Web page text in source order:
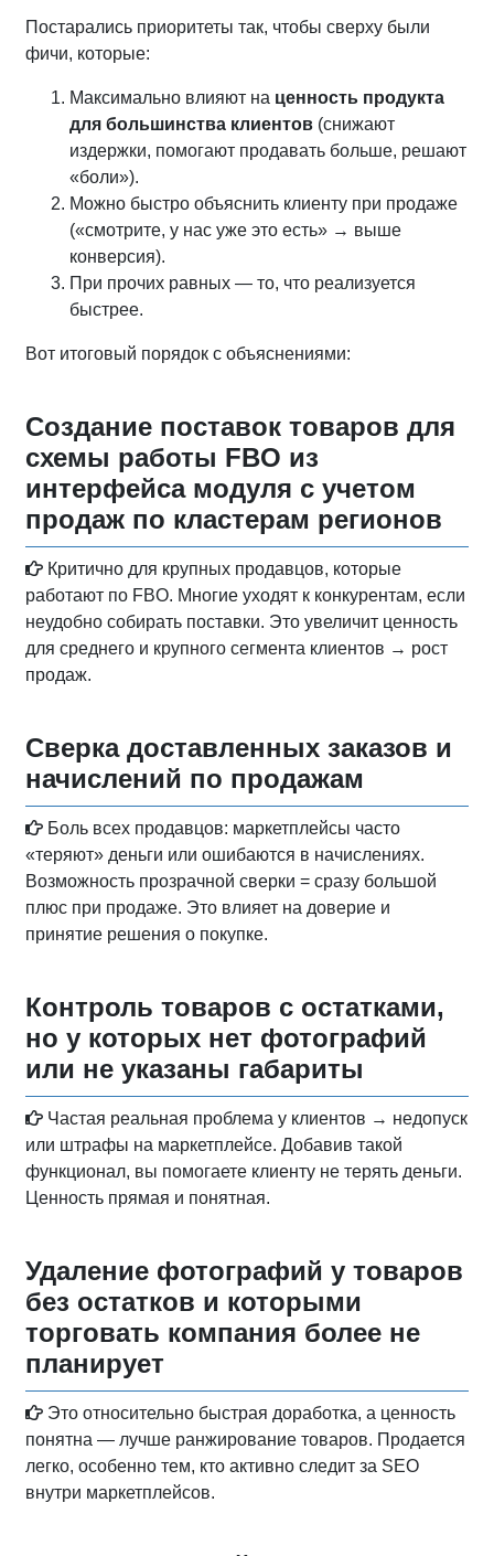
Постарались приоритеты так, чтобы сверху были
фичи, которые:
Максимально влияют на ценность продукта
для большинства клиентов (снижают
издержки, помогают продавать больше, решают
«боли»).
Можно быстро объяснить клиенту при продаже
(«смотрите, у нас уже это есть» → выше
конверсия).
При прочих равных — то, что реализуется
быстрее.
Вот итоговый порядок с объяснениями:
Создание поставок товаров для
схемы работы FBO из
интерфейса модуля с учетом
продаж по кластерам регионов
Критично для крупных продавцов, которые
работают по FBO. Многие уходят к конкурентам, если
неудобно собирать поставки. Это увеличит ценность
для среднего и крупного сегмента клиентов → рост
продаж.
Сверка доставленных заказов и
начислений по продажам
Боль всех продавцов: маркетплейсы часто
«теряют» деньги или ошибаются в начислениях.
Возможность прозрачной сверки = сразу большой
плюс при продаже. Это влияет на доверие и
принятие решения о покупке.
Контроль товаров с остатками,
но у которых нет фотографий
или не указаны габариты
Частая реальная проблема у клиентов → недопуск
или штрафы на маркетплейсе. Добавив такой
функционал, вы помогаете клиенту не терять деньги.
Ценность прямая и понятная.
Удаление фотографий у товаров
без остатков и которыми
торговать компания более не
планирует
Это относительно быстрая доработка, а ценность
понятна — лучше ранжирование товаров. Продается
легко, особенно тем, кто активно следит за SEO
внутри маркетплейсов.